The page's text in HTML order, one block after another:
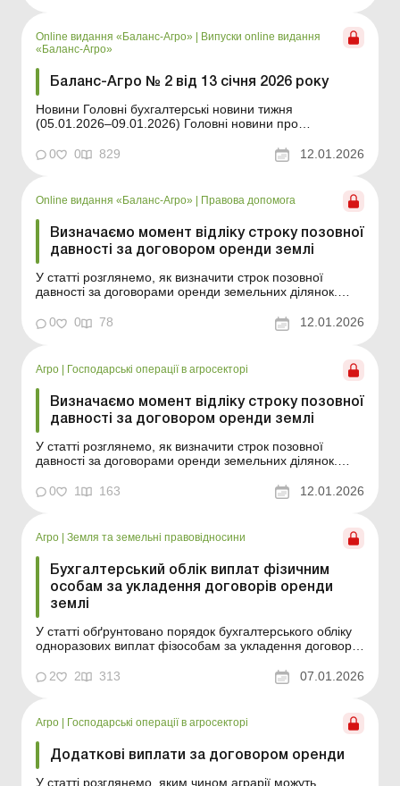
захист...
Online видання «Баланс-Агро»
Випуски online видання
«Баланс-Агро»
Баланс-Агро № 2 від 13 січня 2026 року
Новини Головні бухгалтерські новини тижня
(05.01.2026–09.01.2026) Головні новини про
щодня Зміст номеру Правова допомога Читати Як
припинити право власності на зруйновану внаслідок
0 0 829 12.01.2026
Online видання «Баланс-Агро» Правова допомога
Визначаємо момент відліку строку позовної
давності за договором оренди землі
У статті розглянемо, як визначити строк позовної
давності за договорами оренди земельних ділянок.
давності за госпдоговорами: коли можна списати
заборгованість? З 12.03.2020 строки позовної давності
ска...
0 0 78 12.01.2026
Агро | Господарські операції в агросекторі
Визначаємо момент відліку строку позовної
давності за договором оренди землі
У статті розглянемо, як визначити строк позовної
давності за договорами оренди земельних ділянок.
списати заборгованість? З 12.03.2020 строки позовної
давності було продовжено на період дії карантину.
0 1 163 12.01.2026
Агро | Земля та земельні правовідносини
Бухгалтерський облік виплат фізичним
особам за укладення договорів оренди
землі
У статті обґрунтовано порядок бухгалтерського обліку
одноразових виплат фізособам за укладення договорів
здійснюють одноразові виплати власникам земельних
ділянок (пайовикам) у зв’язку з укладенням договорів
2 2 313 07.01.2026
Агро Господарські операції в агросекторі
Додаткові виплати за договором оренди
У статті розглянемо, яким чином аграрії можуть